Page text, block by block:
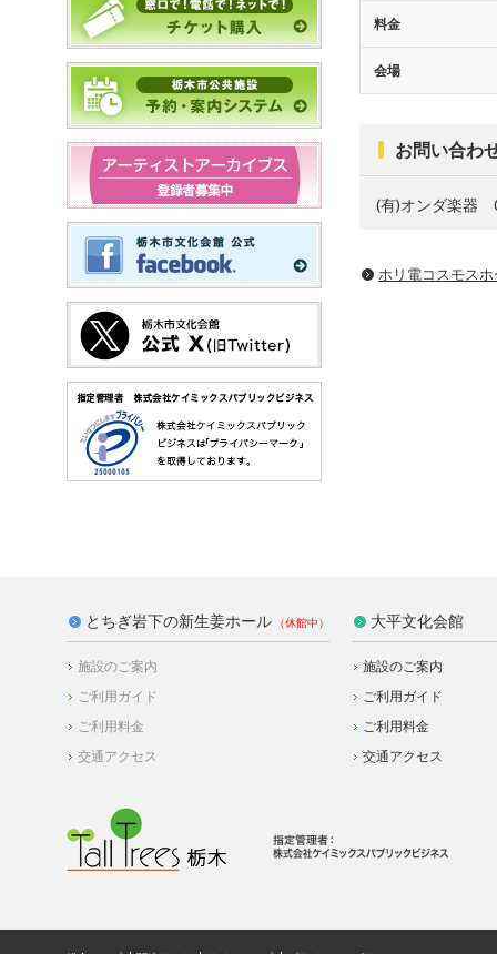
料金
会場
お問い合わ
(有)オンダ楽器
ホリ電コスモス
とちぎ岩下の新生姜ホール
施設のご案内
ご利用ガイド
ご利用料金
交通アクセス
大平文化会館
施設のご案内
ご利用ガイド
ご利用料金
交通アクセス